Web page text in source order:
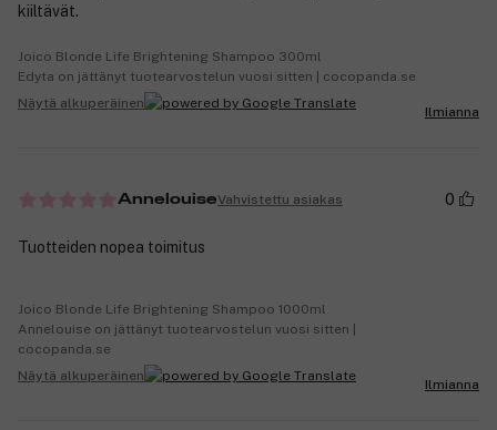
kiiltävät.
Joico Blonde Life Brightening Shampoo 300ml
Edyta on jättänyt tuotearvostelun vuosi sitten | cocopanda.se
Näytä alkuperäinen
Ilmianna
AnnelouiseVahvistettu asiakas 0
Tuotteiden nopea toimitus
Joico Blonde Life Brightening Shampoo 1000ml
Annelouise on jättänyt tuotearvostelun vuosi sitten |
cocopanda.se
Näytä alkuperäinen
Ilmianna